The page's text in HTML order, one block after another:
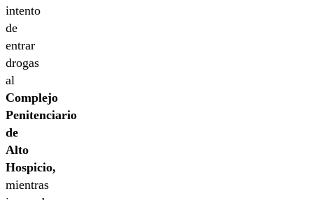
intento
de
entrar
drogas
al
Complejo
Penitenciario
de
Alto
Hospicio,
mientras